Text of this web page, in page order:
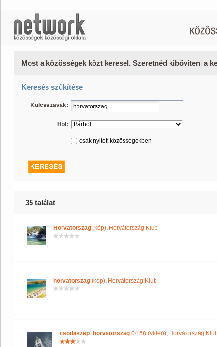
Most a közösségek közt keresel. Szeretnéd kibővíteni a
Keresés szűkítése
Kulcsszavak:
Hol:
csak nyitott közösségekben
35 találat
Horvatorszag (kép), Horvátország Klub
horvatorszag (kép), Horvátország Klub
csodaszep_horvatorszag 04:58 (videó), Horvátország